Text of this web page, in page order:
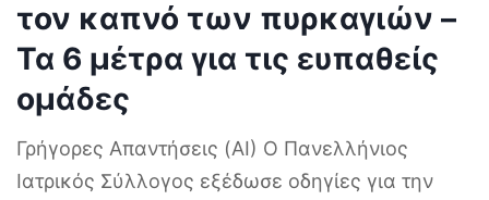
τον καπνό των πυρκαγιών –
Τα 6 μέτρα για τις ευπαθείς
ομάδες
Γρήγορες Απαντήσεις (AI) Ο Πανελλήνιος
Ιατρικός Σύλλογος εξέδωσε οδηγίες για την